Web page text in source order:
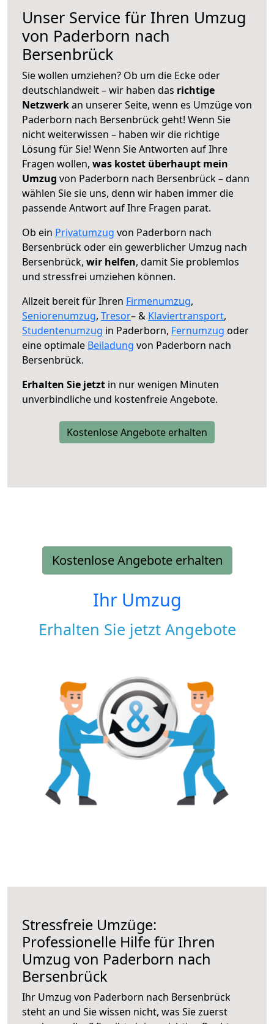
Unser Service für Ihren Umzug
von Paderborn nach
Bersenbrück
Sie wollen umziehen? Ob um die Ecke oder
deutschlandweit – wir haben das richtige
Netzwerkan unserer Seite, wenn es Umzüge von
Paderborn nach Bersenbrück geht! Wenn Sie
nicht weiterwissen – haben wir die richtige
Lösung für Sie! Wenn Sie Antworten auf Ihre
Fragen wollen, was kostet überhaupt mein
Umzug von Paderborn nach Bersenbrück – dann
wählen Sie sie uns, denn wir haben immer die
passende Antwort auf Ihre Fragen parat.
Ob ein Privatumzug von Paderborn nach
Bersenbrück oder ein gewerblicher Umzug nach
Bersenbrück, wir helfen, damit Sie problemlos
und stressfrei umziehen können.
Allzeit bereit für Ihren Firmenumzug,
Seniorenumzug, Tresor– & Klaviertransport,
Studentenumzug in Paderborn, Fernumzug oder
eine optimale Beiladung von Paderborn nach
Bersenbrück.
Erhalten Sie jetzt in nur wenigen Minuten
unverbindliche und kostenfreie Angebote.
Kostenlose Angebote erhalten
Kostenlose Angebote erhalten
Ihr Umzug
Erhalten Sie jetzt Angebote
Stressfreie Umzüge:
Professionelle Hilfe für Ihren
Umzug von Paderborn nach
Bersenbrück
Ihr Umzug von Paderborn nach Bersenbrück
steht an und Sie wissen nicht, was Sie zuerst